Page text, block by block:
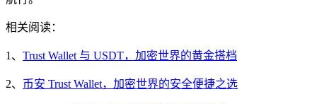
相关阅读：
1、 Trust Wallet 与 USDT，加密世界的黄金搭档
2、 币安 Trust Wallet，加密世界的安全便捷之选